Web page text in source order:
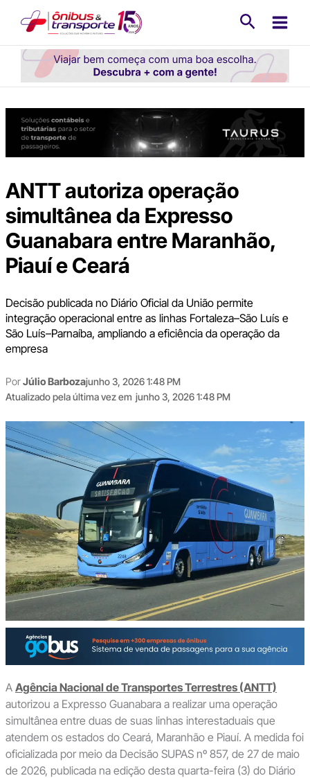
conteúdo
ANTT autoriza operação
simultânea da Expresso
Guanabara entre Maranhão,
Piauí e Ceará
Decisão publicada no Diário Oficial da União permite
integração operacional entre as linhas Fortaleza–São Luís e
São Luís–Parnaíba, ampliando a eficiência da operação da
empresa
PorJúlio Barbozajunho 3, 2026 1:48 PM
Atualizado pela última vez em junho 3, 2026 1:48 PM
A Agência Nacional de Transportes Terrestres (ANTT)
autorizou a Expresso Guanabara a realizar uma operação
simultânea entre duas de suas linhas interestaduais que
atendem os estados do Ceará, Maranhão e Piauí. A medida foi
oficializada por meio da Decisão SUPAS nº 857, de 27 de maio
de 2026, publicada na edição desta quarta-feira (3) do Diário